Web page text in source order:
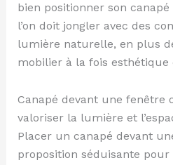
bien positionner son
l’on doit jongler avec des
lumière naturelle, en plus
mobilier à la fois esthétique
Canapé devant une fenêtre
valoriser la lumière et
Placer un canapé devant
proposition séduisante